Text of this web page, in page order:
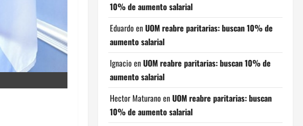
10% de aumento salarial
Eduardo enUOM reabre paritarias: buscan 10% de
aumento salarial
Ignacio enUOM reabre paritarias: buscan 10% de
aumento salarial
Hector Maturano enUOM reabre paritarias: buscan
10% de aumento salarial